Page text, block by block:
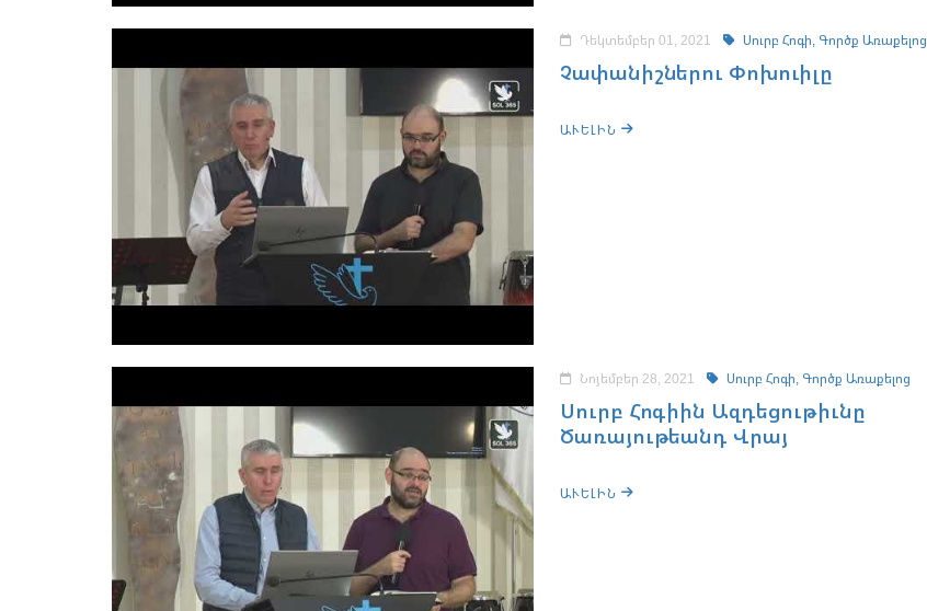
Դեկտեմբեր 01, 2021 Սուրբ Հոգի, Գործք Առաքելոց
Չափանիշներու Փոխուիլը
ԱՒԵԼԻՆ
Նոյեմբեր 28, 2021 Սուրբ Հոգի, Գործք Առաքելոց
Սուրբ Հոգիին Ազդեցութիւնը
Ծառայութեանդ Վրայ
ԱՒԵԼԻՆ